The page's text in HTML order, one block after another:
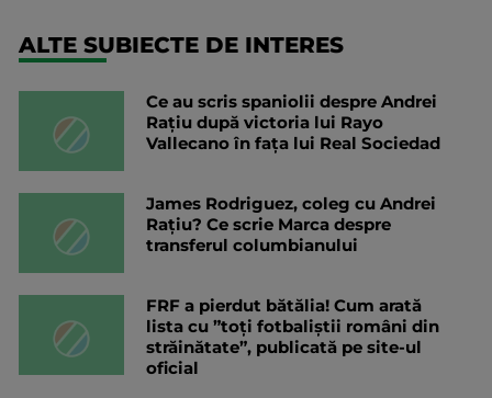
ALTE SUBIECTE DE INTERES
Ce au scris spaniolii despre Andrei
Rațiu după victoria lui Rayo
Vallecano în fața lui Real Sociedad
James Rodriguez, coleg cu Andrei
Rațiu? Ce scrie Marca despre
transferul columbianului
FRF a pierdut bătălia! Cum arată
lista cu ”toți fotbaliștii români din
străinătate”, publicată pe site-ul
oficial